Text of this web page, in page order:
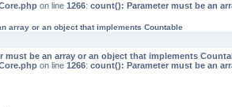
on line 1266: count(): Parameter must be an
array or an object that implements Countable
must be an array or an object that implements
on line 1266: count(): Parameter must be an